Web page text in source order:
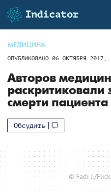
МЕДИЦИНА
ОПУБЛИКОВАНО 06 ОКТЯБРЯ 2017,
Авторов
раскритиковали
смерти пациента
Обсудить
© Fadi J./